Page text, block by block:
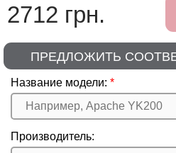
2712 грн.
ПРЕДЛОЖИТЬ
Название модели:
Производитель: